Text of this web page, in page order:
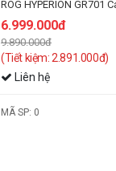
ROG HYPERION GR701
6.999.000đ
9.890.000đ
(Tiết kiệm: 2.891.000đ)
Liên hệ
MÃ SP: 0